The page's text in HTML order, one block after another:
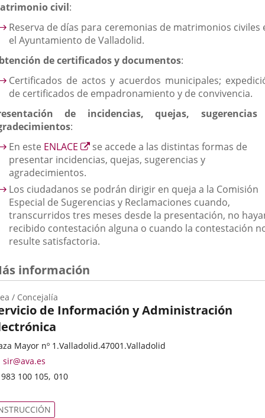
civil:
Reserva de días para ceremonias de matrimonios civiles
el Ayuntamiento de Valladolid.
de certificados y documentos:
Certificados de actos y acuerdos municipales;
de certificados de empadronamiento y de convivencia.
de incidencias, quejas,
:
En este ENLACE
Enlace
a
aplicación
externa.
se accede a las distintas formas de
presentar incidencias, quejas, sugerencias y
agradecimientos.
Los ciudadanos se podrán dirigir en queja a la Comisión
Especial de Sugerencias y Reclamaciones cuando,
transcurridos tres meses desde la presentación, no
recibido contestación alguna o cuando la contestación
resulte satisfactoria.
información
de Información y Administración
/ Concejalía
Mayor nº 1.Valladolid.47001.Valladolid
sir@ava.es
983 100 105 010